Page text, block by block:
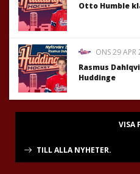
Otto Humble
ONS 29 APR
Rasmus
Huddinge
VISA
TILL ALLA NYHETER.